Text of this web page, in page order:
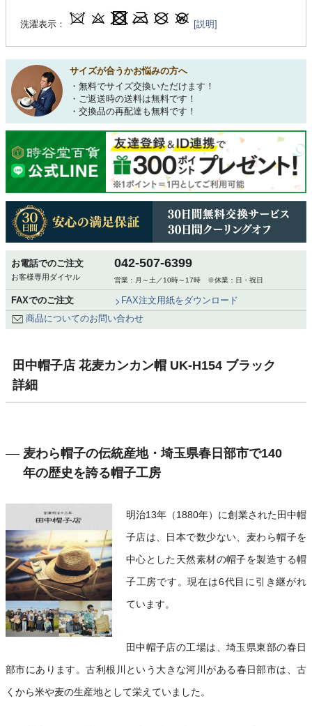
洗濯表示： [説明]
サイズが合うかお悩みの方へ
・無料でサイズ交換いただけます！
・ご返送時の送料は無料です！
・交換品の再配達も無料です！
お電話でのご注文
お客様専用ダイヤル
042-507-6399
営業：月～土／10時～17時 ※休業：日・祝日
FAXでのご注文
FAX注文用紙をダウンロード
商品についてのお問い合わせ
田中帽子店 花麦カンカン帽 UK-H154 ブラック
詳細
麦わら帽子の伝統産地・埼玉県春日部市で140
年の歴史を誇る帽子工房
明治13年（1880年）に創業された田中帽
子店は、日本で数少ない、麦わら帽子を
中心とした天然素材の帽子を製造する帽
子工房です。現在は6代目に引き継がれ
ています。
田中帽子店の工場は、埼玉県東部の春日
部市にあります。古利根川という大きな河川がある春日部市は、古
くから米や麦の生産地として栄えていました。